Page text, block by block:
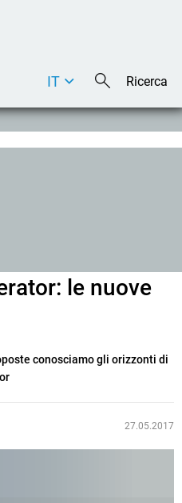
DE
IT
le nuove
conosciamo gli orizzonti di
27.05.2017